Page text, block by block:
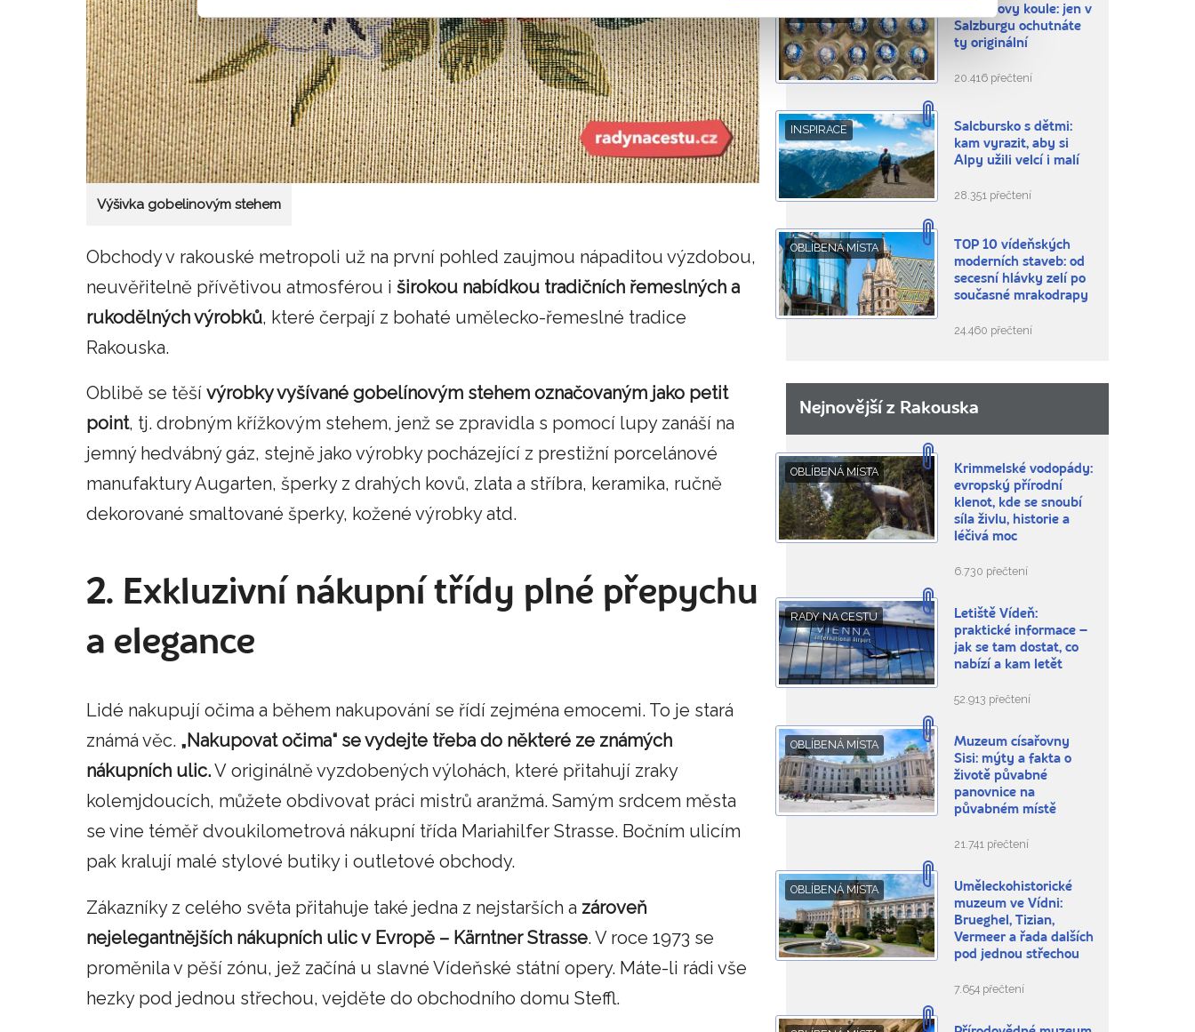
Výšivka gobelinovým stehem
Obchody v rakouské metropoli už na první pohled zaujmou nápaditou výzdobou,
neuvěřitelně přívětivou atmosférou i širokou nabídkou tradičních řemeslných a
rukodělných výrobků, které čerpají z bohaté umělecko-řemeslné tradice
Rakouska.
Oblibě se těší výrobky vyšívané gobelínovým stehem označovaným jako petit
point, tj. drobným křížkovým stehem, jenž se zpravidla s pomocí lupy zanáší na
jemný hedvábný gáz, stejně jako výrobky pocházející z prestižní porcelánové
manufaktury Augarten, šperky z drahých kovů, zlata a stříbra, keramika, ručně
dekorované smaltované šperky, kožené výrobky atd.
2. Exkluzivní nákupní třídy plné přepychu
a elegance
Lidé nakupují očima a během nakupování se řídí zejména emocemi. To je stará
známá věc. „Nakupovat očima“ se vydejte třeba do některé ze známých
nákupních ulic.V originálně vyzdobených výlohách, které přitahují zraky
kolemjdoucích, můžete obdivovat práci mistrů aranžmá. Samým srdcem města
se vine téměř dvoukilometrová nákupní třída Mariahilfer Strasse. Bočním ulicím
pak kralují malé stylové butiky i outletové obchody.
Zákazníky z celého světa přitahuje také jedna z nejstarších a zároveň
nejelegantnějších nákupních ulic v Evropě – Kärntner Strasse. V roce 1973 se
proměnila v pěší zónu, jež začíná u slavné Vídeňské státní opery. Máte-li rádi vše
hezky pod jednou střechou, vejděte do obchodního domu Steffl.
Mozartovy koule: jen v
Salzburgu ochutnáte
ty originální
20.416 přečtení
INSPIRACE
Salcbursko s dětmi:
kam vyrazit, aby si
Alpy užili velcí i malí
28.351 přečtení
OBLÍBENÁ MÍSTA
TOP 10 vídeňských
moderních staveb: od
secesní hlávky zelí po
současné mrakodrapy
24.460 přečtení
Nejnovější z Rakouska
OBLÍBENÁ MÍSTA
Krimmelské vodopády:
evropský přírodní
klenot, kde se snoubí
síla živlu, historie a
léčivá moc
6.730 přečtení
RADY NA CESTU
Letiště Vídeň:
praktické informace –
jak se tam dostat, co
nabízí a kam letět
52.913 přečtení
OBLÍBENÁ MÍSTA
Muzeum císařovny
Sisi: mýty a fakta o
životě půvabné
panovnice na
půvabném místě
21.741 přečtení
OBLÍBENÁ MÍSTA
Uměleckohistorické
muzeum ve Vídni:
Brueghel, Tizian,
Vermeer a řada dalších
pod jednou střechou
7.654 přečtení